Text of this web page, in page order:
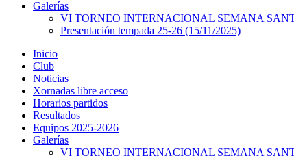
Galerías
VI TORNEO INTERNACIONAL SEMANA
Presentación tempada 25-26 (15/11/2025)
Inicio
Club
Noticias
Xornadas libre acceso
Horarios partidos
Resultados
Equipos 2025-2026
Galerías
VI TORNEO INTERNACIONAL SEMANA